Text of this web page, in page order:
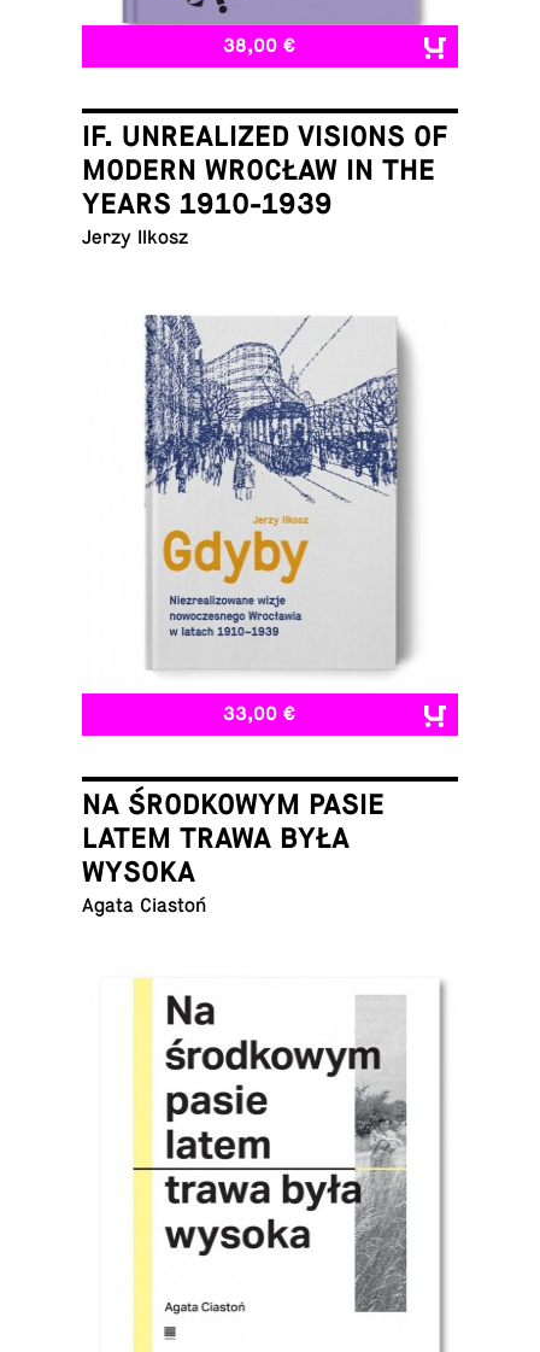
38,00 €
IF. UNREALIZED VISIONS OF
MODERN WROCŁAW IN THE
YEARS 1910-1939
Jerzy Ilkosz
33,00 €
NA ŚRODKOWYM PASIE
LATEM TRAWA BYŁA
WYSOKA
Agata Ciastoń